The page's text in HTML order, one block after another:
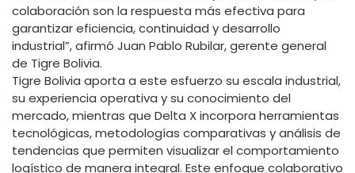
colaboración son la respuesta más efectiva para
garantizar eficiencia, continuidad y desarrollo
industrial”, afirmó Juan Pablo Rubilar, gerente general
de Tigre Bolivia.
Tigre Bolivia aporta a este esfuerzo su escala industrial,
su experiencia operativa y su conocimiento del
mercado, mientras que Delta X incorpora herramientas
tecnológicas, metodologías comparativas y análisis de
tendencias que permiten visualizar el comportamiento
logístico de manera integral. Este enfoque colaborativo